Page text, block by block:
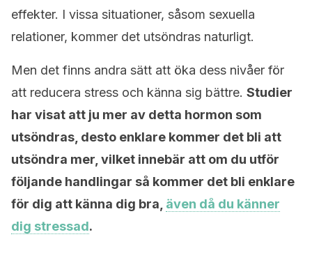
effekter. I vissa situationer, såsom sexuella
relationer, kommer det utsöndras naturligt.
Men det finns andra sätt att öka dess nivåer för
att reducera stress och känna sig bättre. Studier
har visat att ju mer av detta hormon som
utsöndras, desto enklare kommer det bli att
utsöndra mer, vilket innebär att om du utför
följande handlingar så kommer det bli enklare
för dig att känna dig bra, även då du känner
dig stressad.